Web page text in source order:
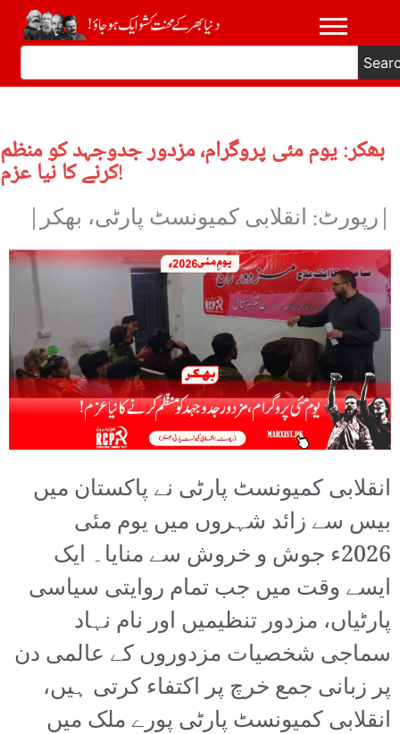
بھکر: یوم مئی پروگرام، مزدور جدوجہد کو منظم
کرنے کا نیا عزم!
|رپورٹ: انقلابی کمیونسٹ پارٹی، بھکر|
انقلابی کمیونسٹ پارٹی نے پاکستان میں
بیس سے زائد شہروں میں یوم مئی
2026ء جوش و خروش سے منایا۔ ایک
ایسے وقت میں جب تمام روایتی سیاسی
پارٹیاں، مزدور تنظیمیں اور نام نہاد
سماجی شخصیات مزدوروں کے عالمی دن
پر زبانی جمع خرچ پر اکتفاء کرتی ہیں،
انقلابی کمیونسٹ پارٹی پورے ملک میں